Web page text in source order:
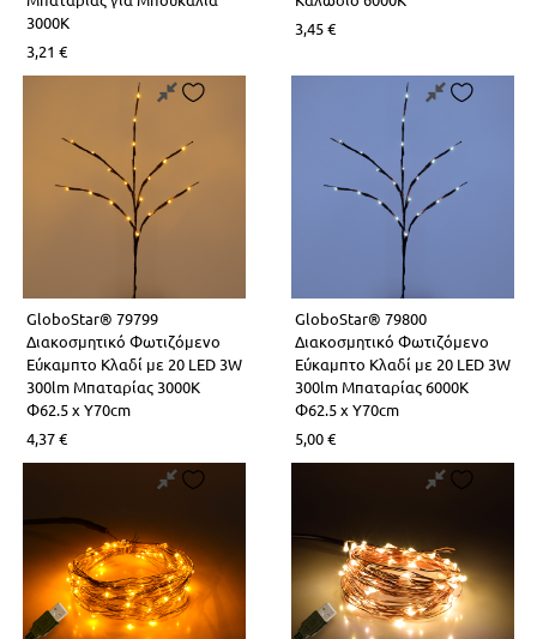
3000K
3,21 €
3,45€
GloboStar® 79799
Διακοσμητικό Φωτιζόμενο
Εύκαμπτο Κλαδί με 20 LED 3W
300lm Μπαταρίας 3000K
Φ62.5 x Υ70cm
4,37€
GloboStar® 79800
Διακοσμητικό Φωτιζόμενο
Εύκαμπτο Κλαδί με 20 LED 3W
300lm Μπαταρίας 6000K
Φ62.5 x Υ70cm
5,00€
LED Λάμπες G4
Επιδαπέδια Alien Design
Φωτιστικά Μπάνιου-Πινάκων
Φωτιστικά Ντουλαπιών-Ντουλάπας
Φωτάκια Νυκτός
Φωτιστικά Οδικού Δικτύου
Ραγοϋλικό Ταινιών LED
Καλύματα για προφίλ Αλουμινίου